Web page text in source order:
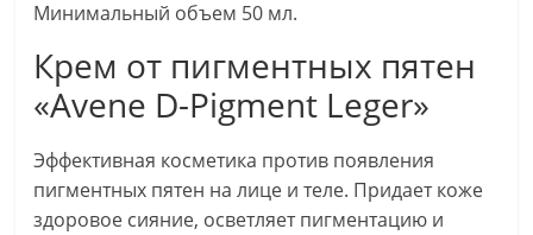
Минимальный объем 50 мл.
Крем от пигментных пятен
«Avene D-Pigment Leger»
Эффективная косметика против появления
пигментных пятен на лице и теле. Придает коже
здоровое сияние, осветляет пигментацию и